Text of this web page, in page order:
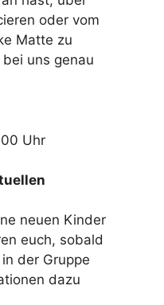
oder vom
Matte zu
uns genau
Uhr
neuen Kinder
euch, sobald
der Gruppe
dazu